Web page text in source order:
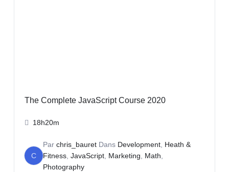
The Complete JavaScript Course 2020
18h20m
C
Par chris_bauretDans Development, Heath &
Fitness, JavaScript, Marketing, Math,
Photography